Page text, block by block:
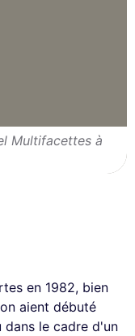
Multifacettes à
en 1982, bien
aient débuté
dans le cadre d'un